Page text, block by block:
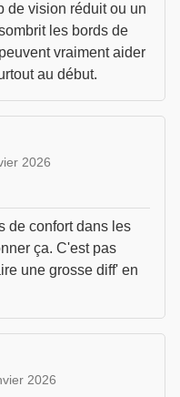
de vision réduit ou un
les bords de
vraiment aider
au début.
2026
de confort dans les
ça. C'est pas
une grosse diff' en
2026